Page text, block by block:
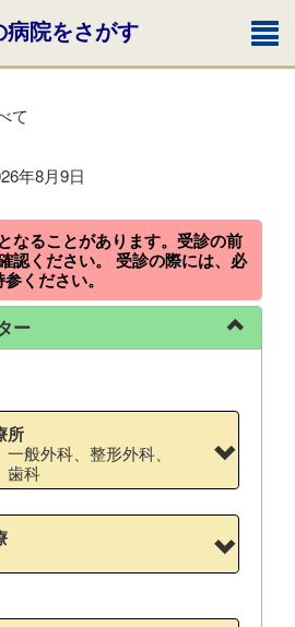
病院をさがす
て
年8月9日
なることがあります。受診の前
認ください。 受診の際には、必
ください。
ー
所
般外科、整形外科、
歯科